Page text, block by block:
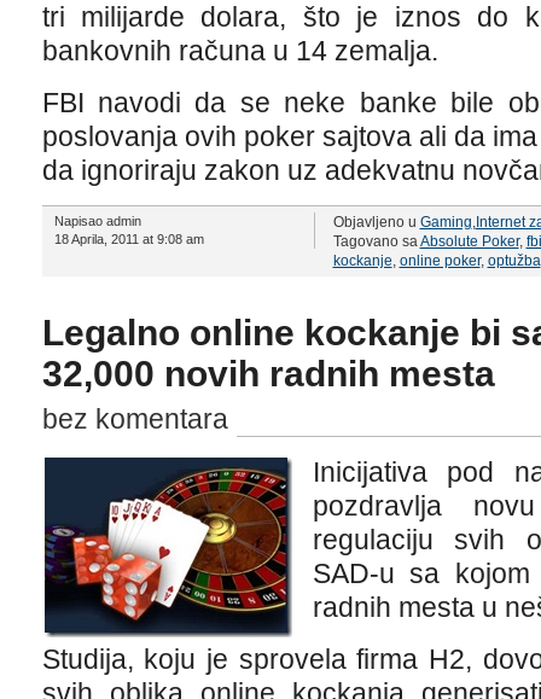
tri milijarde dolara, što je iznos do
bankovnih računa u 14 zemalja.
FBI navodi da se neke banke bile
poslovanja ovih poker sajtova ali da
da ignoriraju zakon uz adekvatnu
Napisao admin
18 Aprila, 2011 at 9:08 am
Objavljeno u Gaming,Internet
Tagovano saAbsolute Poker, fbi
kockanje, online poker, optužba
Legalno online kockanje bi
32,000 novih radnih mesta
bez komentara
Inicijativa pod
pozdravlja
regulaciju svih
SAD-u sa
radnih mesta u
Studija, koju je sprovela firma H2,